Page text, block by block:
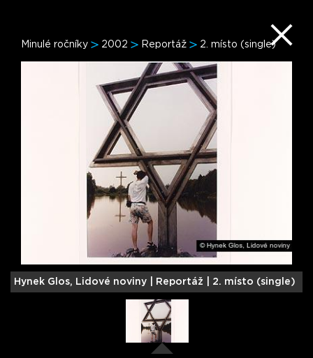
Minulé ročníky 2002 Reportáž 2. místo (single)
Hynek Glos, Lidové noviny | Reportáž | 2. místo (single)